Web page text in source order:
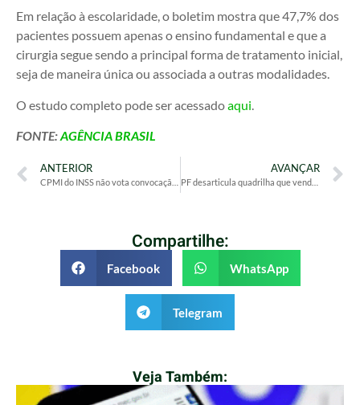
Em relação à escolaridade, o boletim mostra que 47,7% dos
pacientes possuem apenas o ensino fundamental e que a
cirurgia segue sendo a principal forma de tratamento inicial,
seja de maneira única ou associada a outras modalidades.
O estudo completo pode ser acessadoaqui
FONTE:AGÊNCIA BRASIL
ANTERIOR AVANÇAR
Compartilhe:
Facebook WhatsApp
Telegram
Veja Também: